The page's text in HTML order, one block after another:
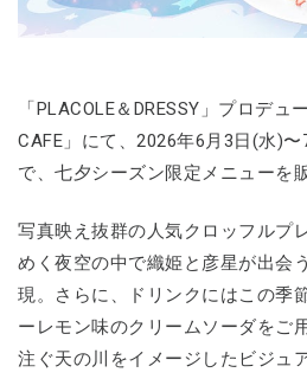
「PLACOLE＆DRESSY」プロデュ
CAFE」にて、2026年6月3日(水)
で、七夕シーズン限定メニューを
写真映え抜群の人気クロッフルプ
めく夜空の中で織姫と彦星が出会
現。さらに、ドリンクにはこの季
ーレモン味のクリームソーダをご
注ぐ天の川をイメージしたビジュ